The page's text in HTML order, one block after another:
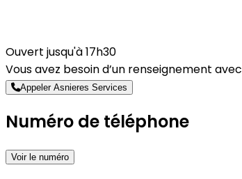
Ouvert jusqu'à 17h30
Vous avez besoin d’un renseignement avec
Appeler Asnieres Services
Numéro de téléphone
Voir le numéro